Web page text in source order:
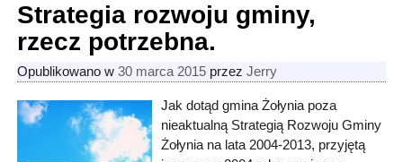
Strategia rozwoju gminy,
rzecz potrzebna.
Opublikowano w 30 marca 2015 przez Jerry
Jak dotąd gmina Żołynia poza
nieaktualną Strategią Rozwoju Gminy
Żołynia na lata 2004-2013, przyjętą